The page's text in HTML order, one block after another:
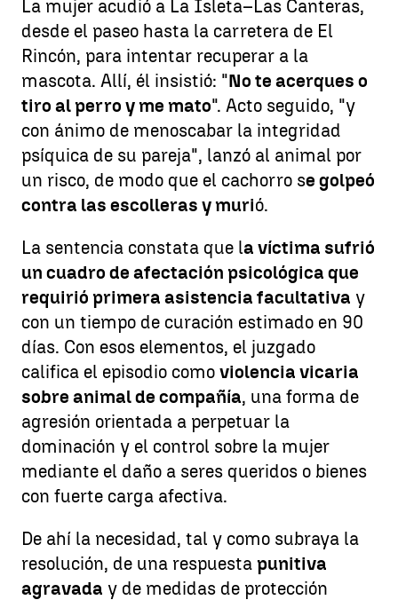
La mujer acudió a La Isleta–Las Canteras,
desde el paseo hasta la carretera de El
Rincón, para intentar recuperar a la
mascota. Allí, él insistió: "No te acerques o
tiro al perro y me mato". Acto seguido, "y
con ánimo de menoscabar la integridad
psíquica de su pareja", lanzó al animal por
un risco, de modo que el cachorro se golpeó
contra las escolleras y murió.
La sentencia constata que la víctima sufrió
un cuadro de afectación psicológica que
requirió primera asistencia facultativa y
con un tiempo de curación estimado en 90
días. Con esos elementos, el juzgado
califica el episodio como violencia vicaria
sobre animal de compañía, una forma de
agresión orientada a perpetuar la
dominación y el control sobre la mujer
mediante el daño a seres queridos o bienes
con fuerte carga afectiva.
De ahí la necesidad, tal y como subraya la
resolución, de una respuesta punitiva
agravada y de medidas de protección